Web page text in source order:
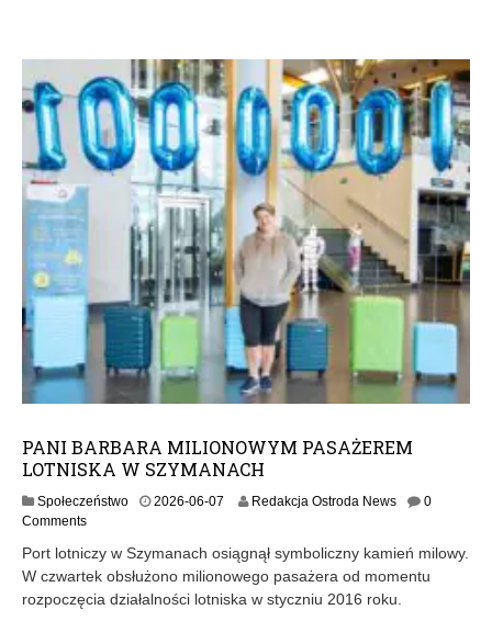
PANI BARBARA MILIONOWYM PASAŻEREM
LOTNISKA W SZYMANACH
Społeczeństwo 2026-06-07
6
-
0
Redakcja Ostroda News
0
Comments
Port lotniczy w Szymanach osiągnął symboliczny kamień milowy.
W czwartek obsłużono milionowego pasażera od momentu
rozpoczęcia działalności lotniska w styczniu 2016 roku.